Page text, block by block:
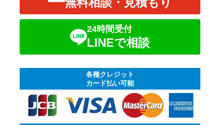
24時間受付
LINEで相談
各種クレジット
カード払い可能